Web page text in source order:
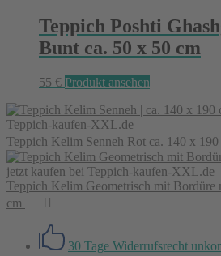
Teppich Poshti
Bunt ca. 50 x 50 cm
55 € Produkt ansehen
Teppich Kelim Senneh Rot ca. 140 x 190
Teppich Kelim Geometrisch mit Bordüre
cm
30 Tage Widerrufsrecht